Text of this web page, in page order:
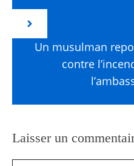
Un musulman
contre
Laisser un